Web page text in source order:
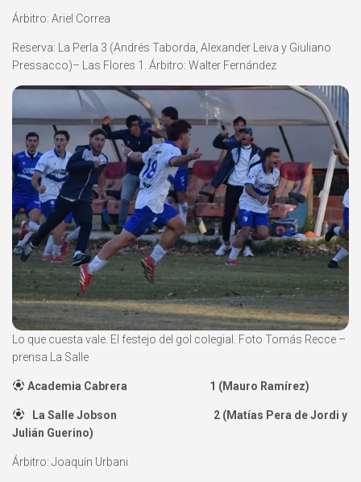
Árbitro: Ariel Correa
Reserva: La Perla 3 (Andrés Taborda, Alexander Leiva y Giuliano
Pressacco)– Las Flores 1. Árbitro: Walter Fernández
Lo que cuesta vale. El festejo del gol colegial. Foto Tomás Recce –
prensa La Salle
Academia Cabrera 1 (Mauro Ramírez)
La Salle Jobson 2 (Matías Pera de Jordi y
Julián Guerino)
Árbitro: Joaquín Urbani